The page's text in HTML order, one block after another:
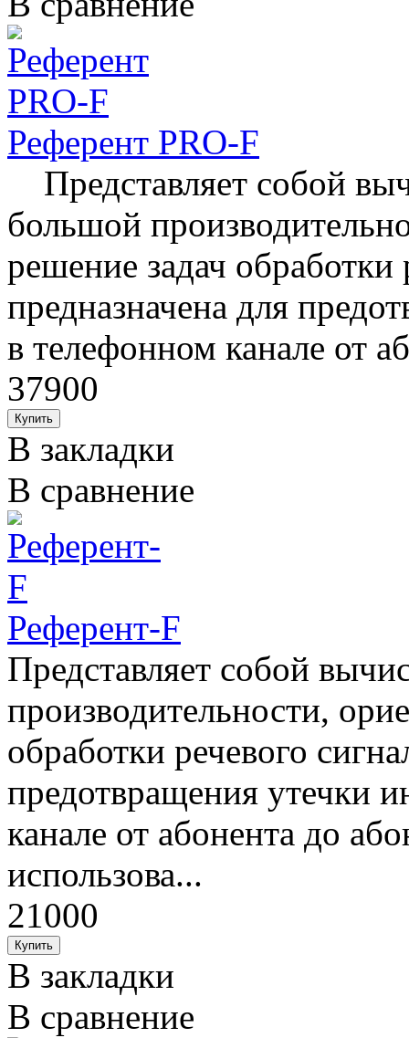
Референт PRO-F
Представляет собой
большой
решение задач обработки
предназначена для
в телефонном канале от
37900
В закладки
В сравнение
Референт-F
Представляет собой
производительности,
обработки речевого
предотвращения утечки
канале от абонента до
использова...
21000
В закладки
В сравнение